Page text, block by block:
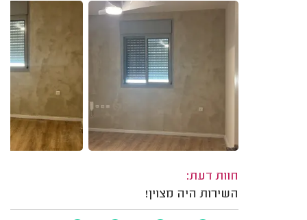
חוות דעת:
השירות היה מצוין!